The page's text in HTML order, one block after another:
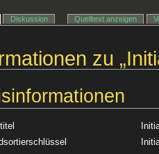
zu
Diskussion Quelltext anzeigen